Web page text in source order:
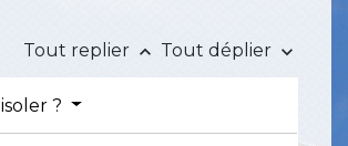
Tout replier keyboard_arrow_up Tout déplier keyboard_arrow_down
?